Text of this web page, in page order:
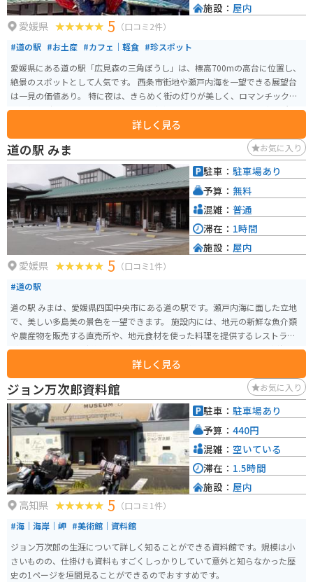
愛媛県 5 （口コミ2件）
#道の駅 #お土産 #カフェ｜軽食 #珍スポット
愛媛県にある道の駅「広見森の三角ぼうし」は、標高700mの高台に位置し、
絶景のスポットとして人気です。 西条市街地や瀬戸内海を一望できる展望台
は一見の価値あり。 特に夜は、きらめく街の灯りが美しく、ロマンチックな
雰囲気でデートにも最適です。 地元の新鮮な野菜や果物を販売する直売所
や、レストラン、カフェもあり、ドライブ中の休憩にもぴったりです。 愛媛
県の名産品であるみかんジュースや、地元産の食材を使った料理も楽しめま
す。 バイクで訪れる際は、駐車場も広く、景色が良いのでツーリングの休憩
スポットにおすすめです。 ただし、山の上なので、天候の変化に注意し、防
寒対策も忘れずに行きましょう。 周辺には、四国八十八ヶ所霊場のひとつで
ある「横峰寺」や、美しい渓谷美で知られる「滑床渓谷」など、観光スポッ
トも点在しているので、合わせて訪れてみるのもおすすめです。
詳しく見る
施設： 屋内
道の駅 みま お気に入り
愛媛県 5 （口コミ1件）
#道の駅
道の駅 みまは、愛媛県四国中央市にある道の駅です。瀬戸内海に面した立地
で、美しい多島美の景色を一望できます。 施設内には、地元の新鮮な魚介類
や農産物を販売する直売所や、地元食材を使った料理を提供するレストラン
があります。特に、新鮮な鯛を使った鯛めしは絶品です。また、瀬戸内海の
島々を巡る遊覧船乗り場もあり、観光の拠点としても最適です。 バイクで訪
れる場合、道の駅 みまは広々とした駐車場があり、休憩に最適な場所です。
道の駅周辺には、しまなみ海道など、風光明媚な海岸線を走るルートが多く
あります。
詳しく見る
駐車： 駐車場あり
予算： 無料
混雑： 普通
滞在： 1時間
施設： 屋内
ジョン万次郎資料館 お気に入り
高知県 5 （口コミ1件）
#海｜海岸｜岬 #美術館｜資料館
ジョン万次郎の生涯について詳しく知ることができる資料館です。規模は小
さいものの、仕掛けも資料もすごくしっかりしていて意外と知らなかった歴
史の1ページを垣間見ることができるのでおすすめです。
駐車： 駐車場あり
予算： 440円
混雑： 空いている
滞在： 1.5時間
施設： 屋内